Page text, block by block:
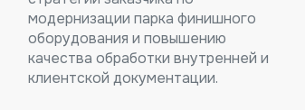
модернизации парка финишного
оборудования и повышению
качества обработки внутренней и
клиентской документации.